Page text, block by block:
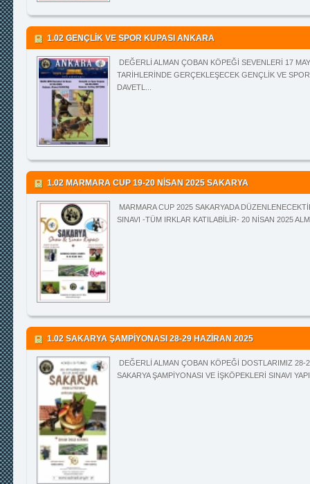
1.02 GENÇLİK VE SPOR KUPASI ANKARA
DEĞERLİ ALMAN ÇOBAN KÖPEĞİ SEVENLERİ 17
TARİHLERİNDE GERÇEKLEŞECEK GENÇLİK VE
DAVETL...
1.02 MARMARA CUP 19-20 NİSAN 2025 SAKARYA
MARMARA CUP 2025 SAKARYADA
SINAVI -TÜM IRKLAR KATILABİLİR- 20 NİSAN 2025
1.02 SAKARYA ŞAMPİYONASI 28-29 HAZİRAN 2025
DEĞERLİ ALMAN ÇOBAN KÖPEĞİ DOSTLARIMIZ 28-
SAKARYA ŞAMPİYONASI VE İŞKÖPEKLERİ SINAVI